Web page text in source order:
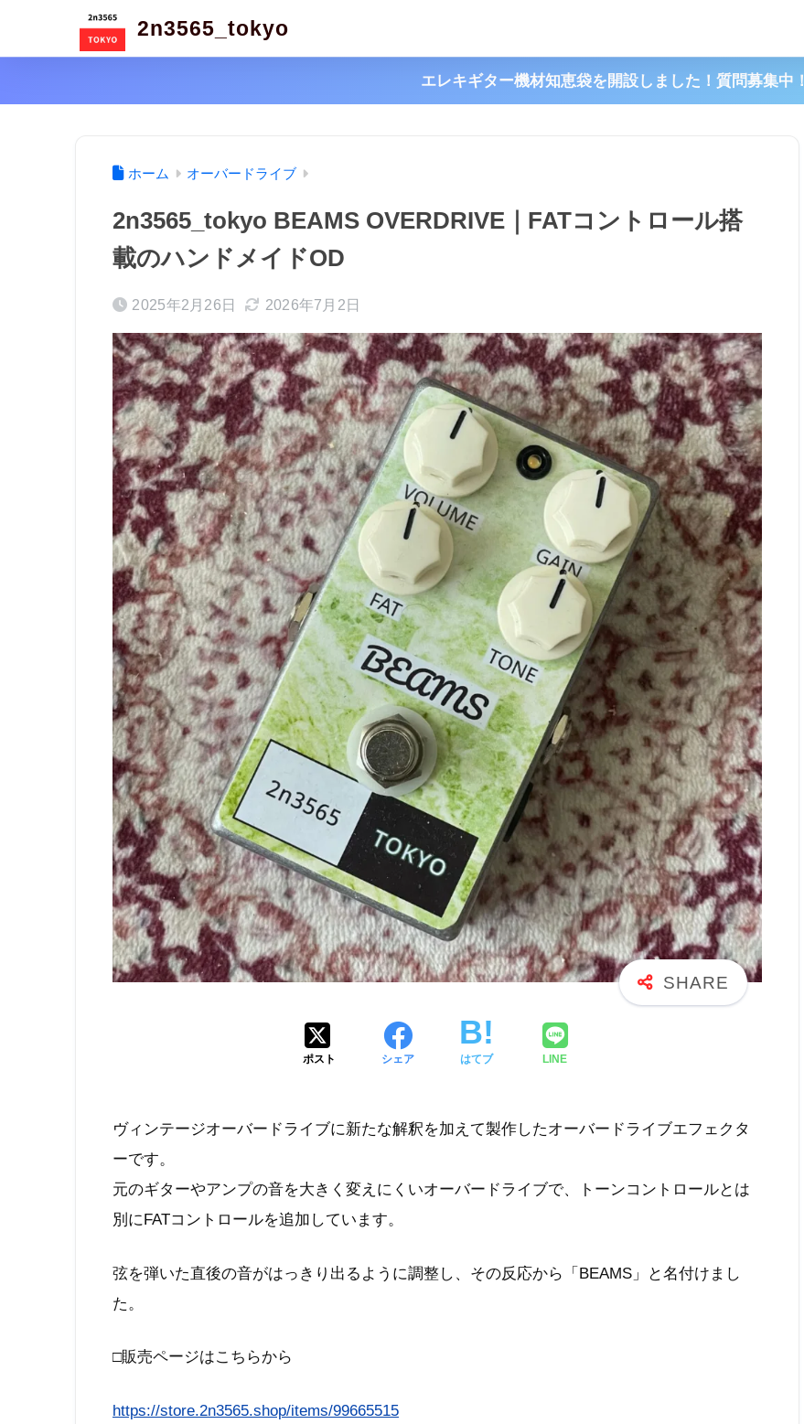
2n3565_tokyo
エレキギター機材知恵袋を開設しました！質問募集中！
ホーム オーバードライブ
2n3565_tokyo BEAMS OVERDRIVE｜FATコントロール搭
載のハンドメイドOD
2025年2月26日 2026年7月2日
ポスト シェア はてブ LINE
ヴィンテージオーバードライブに新たな解釈を加えて製作したオーバードライブエフェクタ
ーです。
元のギターやアンプの音を大きく変えにくいオーバードライブで、トーンコントロールとは
別にFATコントロールを追加しています。
弦を弾いた直後の音がはっきり出るように調整し、その反応から「BEAMS」と名付けまし
た。
□販売ページはこちらから
https://store.2n3565.shop/items/99665515